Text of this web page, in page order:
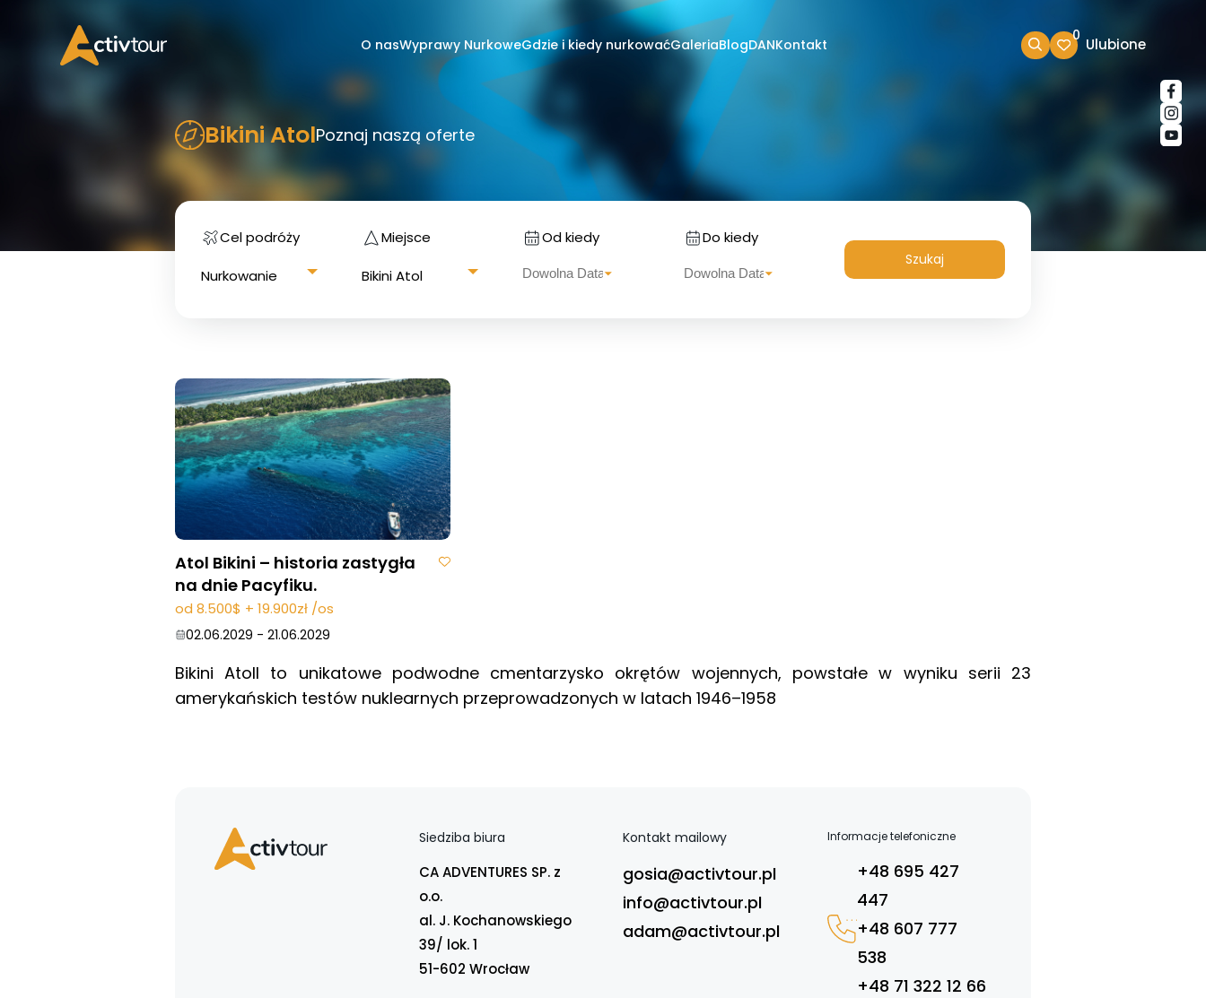
O nasWyprawy NurkoweGdzie i kiedy nurkowaćGaleriaBlogDANKontakt
0
Ulubione
Bikini AtolPoznaj naszą oferte
Cel podróży
Nurkowanie
Miejsce
Bikini Atol
Od kiedy Do kiedy
Szukaj
Atol Bikini – historia zastygła
na dnie Pacyfiku.
od 8.500$ + 19.900zł /os
02.06.2029 -21.06.2029
Bikini Atoll to unikatowe podwodne cmentarzysko okrętów wojennych, powstałe w wyniku serii 23
amerykańskich testów nuklearnych przeprowadzonych w latach 1946–1958
Siedziba biura
CA ADVENTURES SP. z
o.o.
al. J. Kochanowskiego
39/ lok. 1
51-602 Wrocław
Kontakt mailowy
gosia@activtour.pl
info@activtour.pl
adam@activtour.pl
Informacje telefoniczne
+48 695 427
447
+48 607 777
538
+48 71 322 12 66